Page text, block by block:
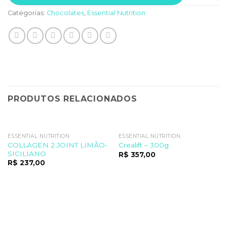
Categorias: Chocolates, Essential Nutrition
PRODUTOS RELACIONADOS
ESSENTIAL NUTRITION
COLLAGEN 2 JOINT LIMÃO-
SICILIANO
R$ 237,00
ESSENTIAL NUTRITION
Crealift – 300g
R$ 357,00